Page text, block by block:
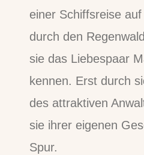
einer Schiffsreise
durch den
sie das Liebespaar
kennen. Erst durch
des attraktiven
sie ihrer eigenen
Spur.